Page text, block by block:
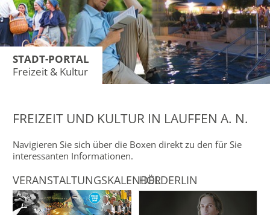
STADT-PORTAL
Freizeit & Kultur
FREIZEIT UND KULTUR IN LAUFFEN A. N.
Navigieren Sie sich über die Boxen direkt zu den für Sie
interessanten Informationen.
VERANSTALTUNGSKALENDERHÖLDERLIN